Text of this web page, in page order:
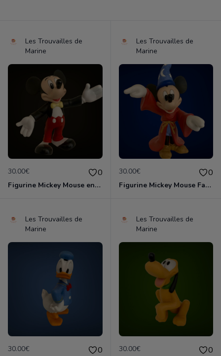
Les Trouvailles de
Marine
30.00€ 0
Figurine Mickey Mouse en porcelaine de 14 cm de haut marque Disney comme neuve
Les Trouvailles de
Marine
30.00€ 0
Figurine Mickey Mouse Fantasia en porcelaine de 16 cm de haut marque Disney comme neuve
Les Trouvailles de
Marine
30.00€ 0
Les Trouvailles de
Marine
30.00€ 0